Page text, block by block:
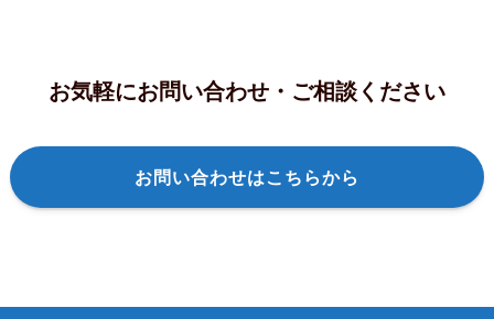
お気軽にお問い合わせ・ご相談ください
お問い合わせはこちらから